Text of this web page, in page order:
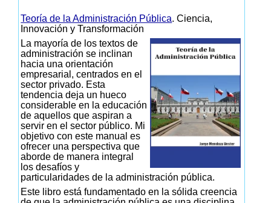
Teoría de la Administración Pública. Ciencia,
Innovación y Transformación
La mayoría de los textos de
administración se inclinan
hacia una orientación
empresarial, centrados en el
sector privado. Esta
tendencia deja un hueco
considerable en la educación
de aquellos que aspiran a
servir en el sector público. Mi
objetivo con este manual es
ofrecer una perspectiva que
aborde de manera integral
los desafíos y
particularidades de la administración pública.
Este libro está fundamentado en la sólida creencia